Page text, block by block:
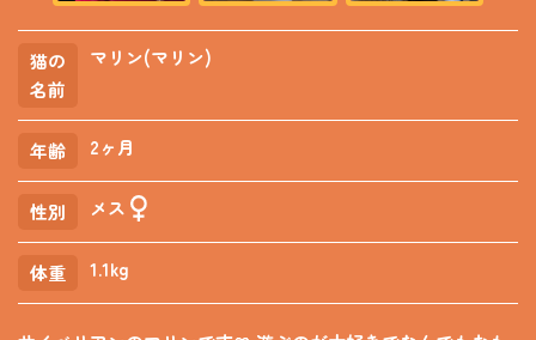
猫の
名前
マリン(マリン)
年齢 2ヶ月
性別 メス
体重 1.1kg